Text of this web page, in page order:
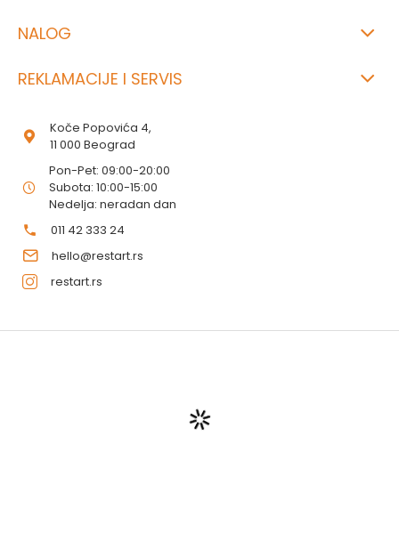
NALOG
REKLAMACIJE I SERVIS
Koče Popovića 4,
11 000 Beograd
Pon-Pet: 09:00-20:00
Subota: 10:00-15:00
Nedelja: neradan dan
011 42 333 24
hello@restart.rs
restart.rs